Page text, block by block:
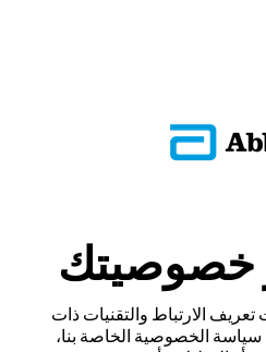
خصوصيتك
الارتباط والتقنيات ذات
الخصوصية الخاصة بنا،